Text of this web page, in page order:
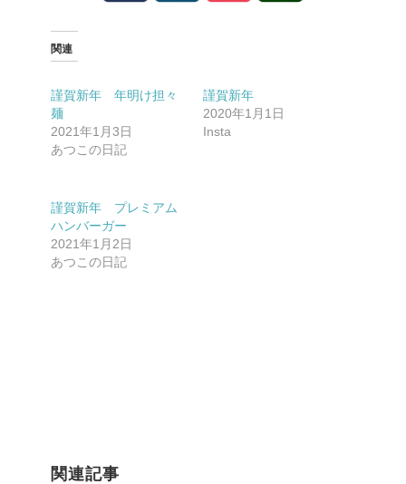
関連
謹賀新年 年明け担々
麺
2021年1月3日
あつこの日記
謹賀新年
2020年1月1日
Insta
謹賀新年 プレミアム
ハンバーガー
2021年1月2日
あつこの日記
関連記事